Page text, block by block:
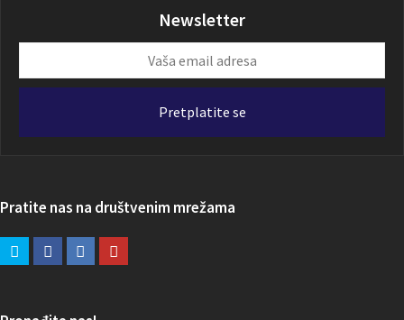
Newsletter
email
Pretplatite se
Pratite nas na društvenim mrežama